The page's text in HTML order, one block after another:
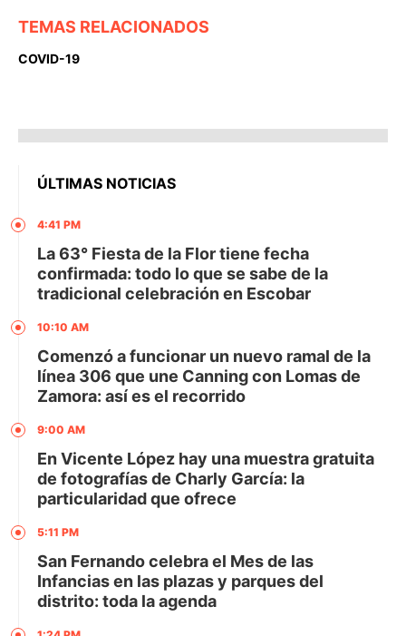
TEMAS RELACIONADOS
COVID-19
ÚLTIMAS NOTICIAS
4:41 PM
La 63° Fiesta de la Flor tiene fecha
confirmada: todo lo que se sabe de la
tradicional celebración en Escobar
10:10 AM
Comenzó a funcionar un nuevo ramal de la
línea 306 que une Canning con Lomas de
Zamora: así es el recorrido
9:00 AM
En Vicente López hay una muestra gratuita
de fotografías de Charly García: la
particularidad que ofrece
5:11 PM
San Fernando celebra el Mes de las
Infancias en las plazas y parques del
distrito: toda la agenda